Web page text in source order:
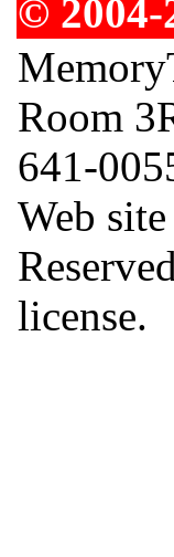
© 2004-
Room
641-
Web
license.